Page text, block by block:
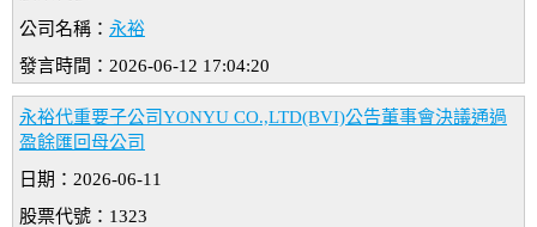
公司名稱： 永裕
發言時間：2026-06-12 17:04:20
永裕代重要子公司YONYU CO.,LTD(BVI)公告董事會決議通過
盈餘匯回母公司
日期：2026-06-11
股票代號：1323